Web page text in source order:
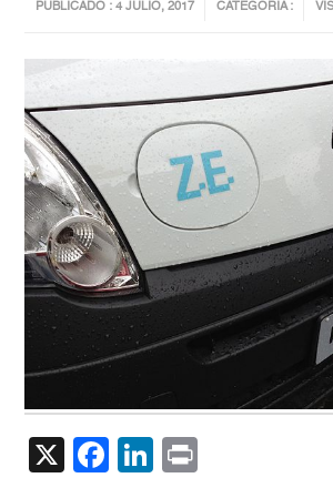
PUBLICADO : 4 JULIO, 2017 CATEGORIA :
X Facebook
LinkedIn